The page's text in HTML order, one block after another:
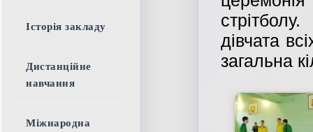
дівчата
загальна
Історія закладу
Дистанційне
навчання
Міжнародна